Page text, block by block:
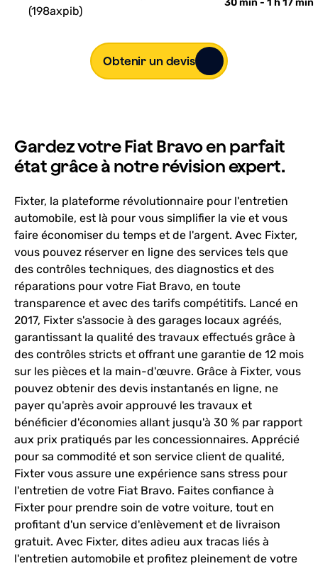
(198axpib)
30 min - 1 h 17 min
Obtenir un devis
Gardez votre Fiat Bravo en parfait
état grâce à notre révision expert.
Fixter, la plateforme révolutionnaire pour l'entretien
automobile, est là pour vous simplifier la vie et vous
faire économiser du temps et de l'argent. Avec Fixter,
vous pouvez réserver en ligne des services tels que
des contrôles techniques, des diagnostics et des
réparations pour votre Fiat Bravo, en toute
transparence et avec des tarifs compétitifs. Lancé en
2017, Fixter s'associe à des garages locaux agréés,
garantissant la qualité des travaux effectués grâce à
des contrôles stricts et offrant une garantie de 12 mois
sur les pièces et la main-d'œuvre. Grâce à Fixter, vous
pouvez obtenir des devis instantanés en ligne, ne
payer qu'après avoir approuvé les travaux et
bénéficier d'économies allant jusqu'à 30 % par rapport
aux prix pratiqués par les concessionnaires. Apprécié
pour sa commodité et son service client de qualité,
Fixter vous assure une expérience sans stress pour
l'entretien de votre Fiat Bravo. Faites confiance à
Fixter pour prendre soin de votre voiture, tout en
profitant d'un service d'enlèvement et de livraison
gratuit. Avec Fixter, dites adieu aux tracas liés à
l'entretien automobile et profitez pleinement de votre